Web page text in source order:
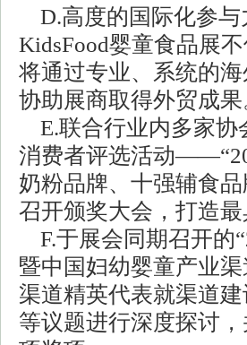
D.高度的国际化参与
KidsFood婴童食品展
将通过专业、系统的
协助展商取得外贸成果
E.联合行业内多家协
消费者评选活动
奶粉品牌、十强辅食
召开颁奖大会，打造
F.于展会同期召开的
暨中国妇幼婴童产业
渠道精英代表就渠道
等议题进行深度探讨